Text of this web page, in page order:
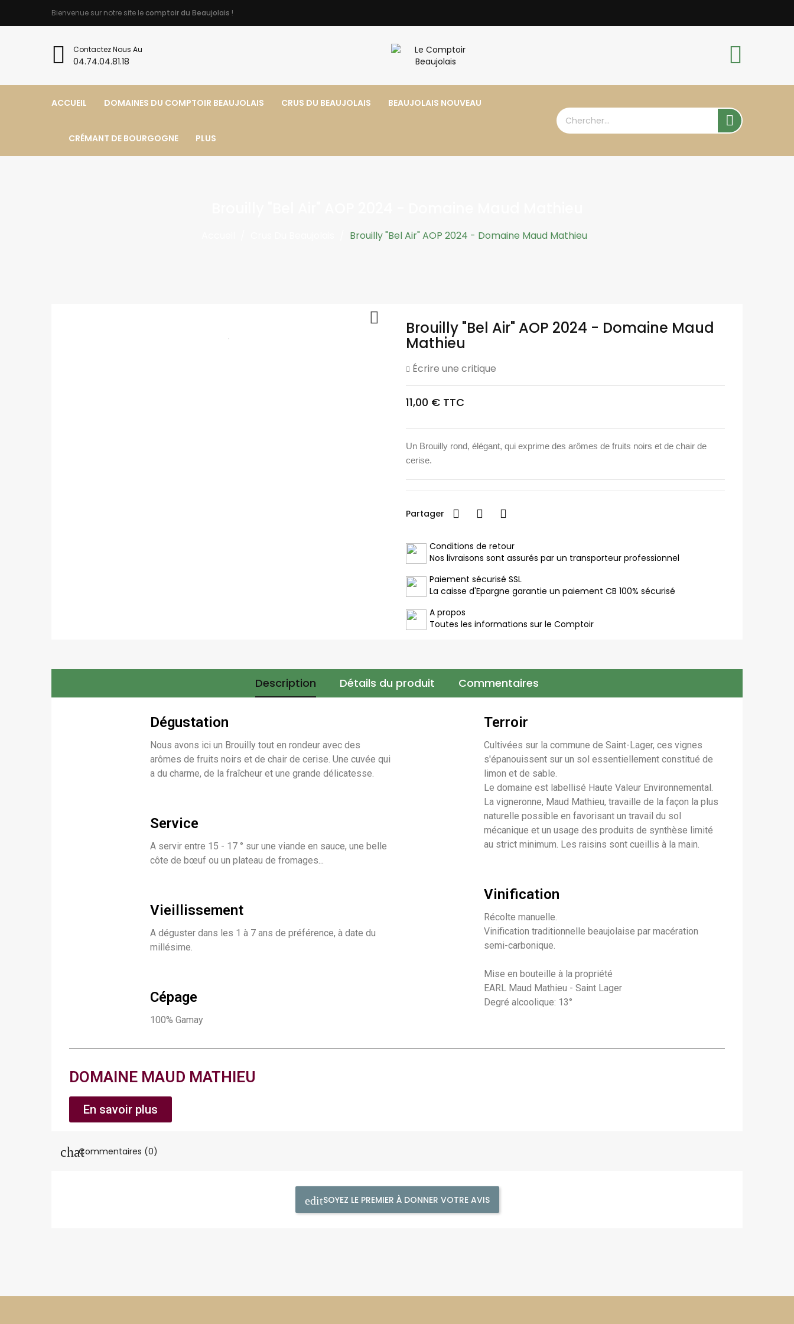
Bienvenue sur notre site lecomptoir du Beaujolais !
Contactez Nous Au
04.74.04.81.18
ACCUEIL DOMAINES DU COMPTOIR BEAUJOLAIS CRUS DU BEAUJOLAIS BEAUJOLAIS NOUVEAU
CRÉMANT DE BOURGOGNE PLUS

Brouilly "Bel Air" AOP 2024 - Domaine Maud Mathieu

Brouilly "Bel Air" AOP 2024 - Domaine Maud
Mathieu
Écrire une critique
11,00 € TTC
Un Brouilly rond, élégant, qui exprime des arômes de fruits noirs et de chair de
cerise.
Partager
Conditions de retour
Nos livraisons sont assurés par un transporteur professionnel
Paiement sécurisé SSL
La caisse d'Epargne garantie un paiement CB 100% sécurisé
A propos
Toutes les informations sur le Comptoir
Description Détails du produit Commentaires
Dégustation
Nous avons ici un Brouilly tout en rondeur avec des
arômes de fruits noirs et de chair de cerise. Une cuvée qui
a du charme, de la fraîcheur et une grande délicatesse.
Service
A servir entre 15 - 17 ° sur une viande en sauce, une belle
côte de bœuf ou un plateau de fromages...
Vieillissement
A déguster dans les 1 à 7 ans de préférence, à date du
millésime.
Cépage
100% Gamay
Terroir
Cultivées sur la commune de Saint-Lager, ces vignes
s'épanouissent sur un sol essentiellement constitué de
limon et de sable.
Le domaine est labellisé Haute Valeur Environnemental.
La vigneronne, Maud Mathieu, travaille de la façon la plus
naturelle possible en favorisant un travail du sol
mécanique et un usage des produits de synthèse limité
au strict minimum. Les raisins sont cueillis à la main.
Vinification
Récolte manuelle.
Vinification traditionnelle beaujolaise par macération
semi-carbonique.
Mise en bouteille à la propriété
EARL Maud Mathieu - Saint Lager
Degré alcoolique: 13°
DOMAINE MAUD MATHIEU
En savoir plus
Commentaires (0)
SOYEZ LE PREMIER À DONNER VOTRE AVIS